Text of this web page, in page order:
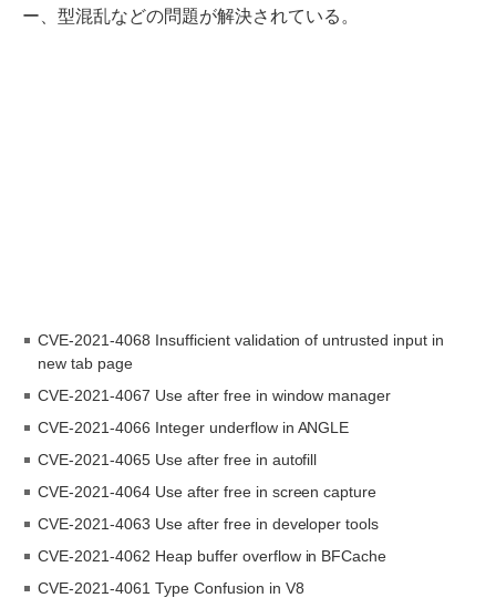
ー、型混乱などの問題が解決されている。
CVE-2021-4068 Insufficient validation of untrusted input in
new tab page
CVE-2021-4067 Use after free in window manager
CVE-2021-4066 Integer underflow in ANGLE
CVE-2021-4065 Use after free in autofill
CVE-2021-4064 Use after free in screen capture
CVE-2021-4063 Use after free in developer tools
CVE-2021-4062 Heap buffer overflow in BFCache
CVE-2021-4061 Type Confusion in V8